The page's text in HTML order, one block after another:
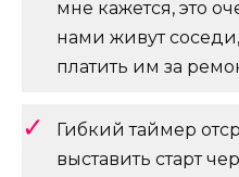
мне кажется, это
нами живут
платить им за
Гибкий таймер
выставить старт